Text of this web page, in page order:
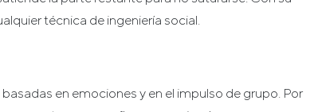
técnica de ingeniería social.
en emociones y en el impulso de grupo. Por